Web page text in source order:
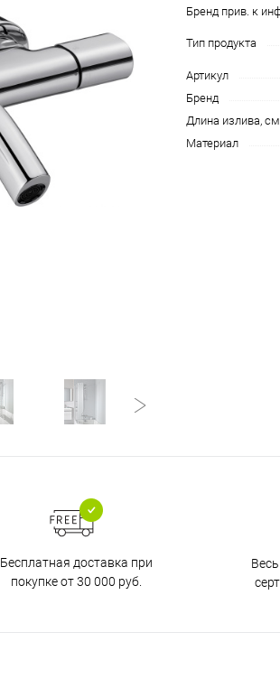
Бренд прив. к
Тип продукта
Артикул
Бренд
Длина излива, см
Материал
Бесплатная доставка при
покупке от 30 000 руб.